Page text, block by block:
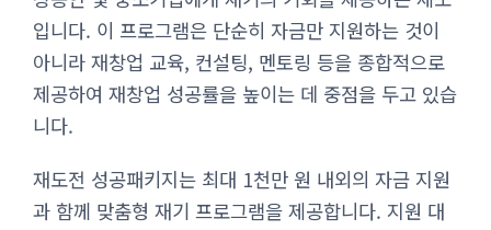
입니다. 이 프로그램은 단순히 자금만 지원하는 것이
아니라 재창업 교육, 컨설팅, 멘토링 등을 종합적으로
제공하여 재창업 성공률을 높이는 데 중점을 두고 있습
니다.
재도전 성공패키지는 최대 1천만 원 내외의 자금 지원
과 함께 맞춤형 재기 프로그램을 제공합니다. 지원 대